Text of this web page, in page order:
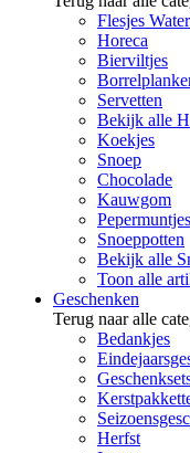
Flesjes Water
Horeca
Bierviltjes
Servetten
Bekijk alle
Koekjes
Snoep
Chocolade
Kauwgom
Pepermuntjes
Snoeppotten
Bekijk alle
Toon alle
Geschenken
Terug naar alle
Bedankjes
Herfst